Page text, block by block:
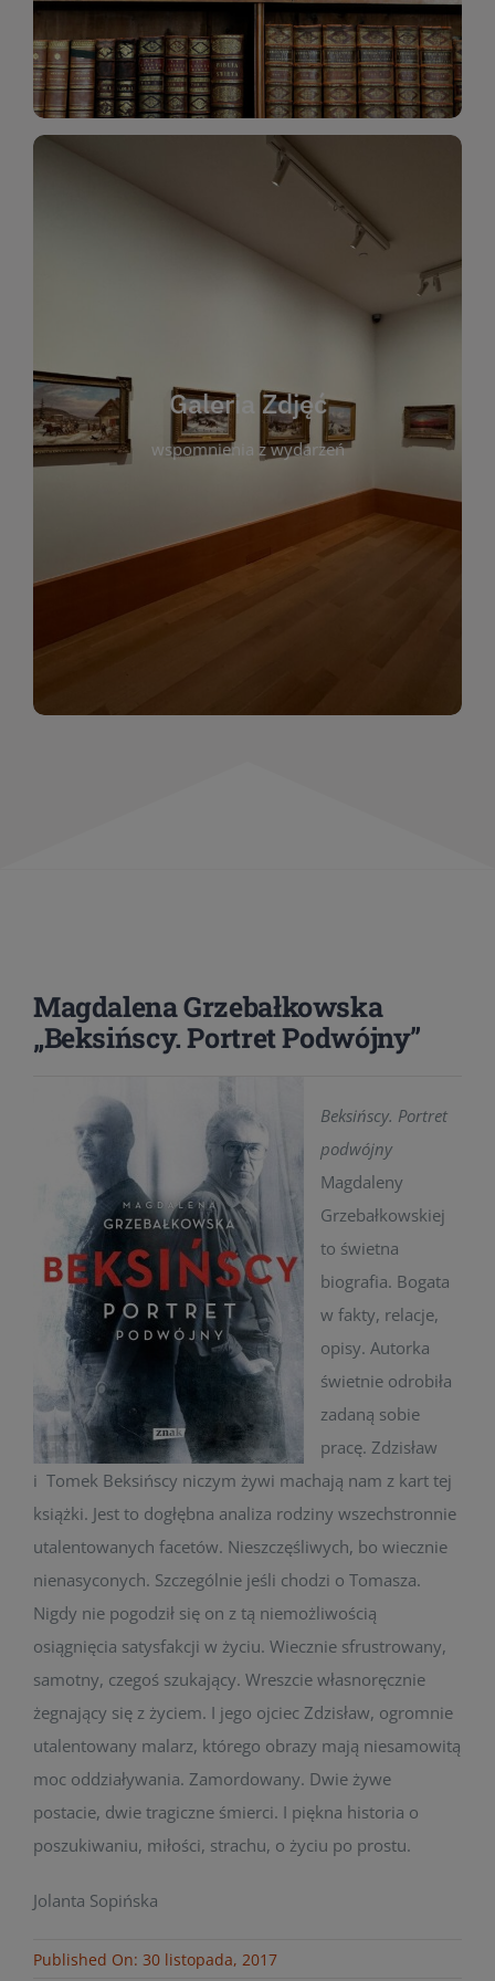
Katalog Zbiorów
Galeria Zdjęć
wspomnienia z wydarzeń
Galeria Zdjęć
wspomnienia z wydarzeń, spotkań i projektów
którym można zobaczyć, jak żyje nasza biblioteka
i jej społeczność. Zdjęcia dokumentują zarówno
uroczyste chwile, jak i codzienne aktywności
czytelników. Regularnie dodajemy nowe galerie,
by każdy mógł powrócić do wyjątkowych
momentów. Zapraszamy do obejrzenia,
wspominania i inspirowania się!
Magdalena Grzebałkowska
„Beksińscy. Portret Podwójny”
Beksińscy. Portret
podwójny
Magdaleny
Grzebałkowskiej
to świetna
biografia. Bogata
w fakty, relacje,
opisy. Autorka
świetnie odrobiła
zadaną sobie
pracę. Zdzisław
i Tomek Beksińscy niczym żywi machają nam z kart tej
książki. Jest to dogłębna analiza rodziny wszechstronnie
utalentowanych facetów. Nieszczęśliwych, bo wiecznie
nienasyconych. Szczególnie jeśli chodzi o Tomasza.
Nigdy nie pogodził się on z tą niemożliwością
osiągnięcia satysfakcji w życiu. Wiecznie sfrustrowany,
samotny, czegoś szukający. Wreszcie własnoręcznie
żegnający się z życiem. I jego ojciec Zdzisław, ogromnie
utalentowany malarz, którego obrazy mają niesamowitą
moc oddziaływania. Zamordowany. Dwie żywe
postacie, dwie tragiczne śmierci. I piękna historia o
poszukiwaniu, miłości, strachu, o życiu po prostu.
Jolanta Sopińska
Published On: 30 listopada, 2017